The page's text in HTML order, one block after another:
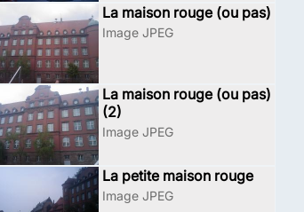
La maison rouge (ou pas)
Image JPEG
La maison rouge (ou pas)
(2)
Image JPEG
La petite maison rouge
Image JPEG